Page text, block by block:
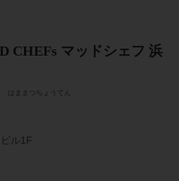
CHEFs マッドシェフ 浜
はままつちょうてん
ル1F